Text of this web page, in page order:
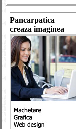
Pancarpatica
creaza imaginea